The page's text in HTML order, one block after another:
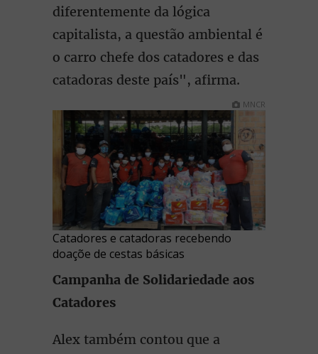
diferentemente da lógica
capitalista, a questão ambiental é
o carro chefe dos catadores e das
catadoras deste país", afirma.
MNCR
Catadores e catadoras recebendo
doaçõe de cestas básicas
Campanha de Solidariedade aos
Catadores
Alex também contou que a